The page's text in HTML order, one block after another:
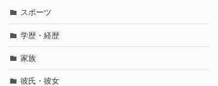
スポーツ
学歴・経歴
家族
彼氏・彼女